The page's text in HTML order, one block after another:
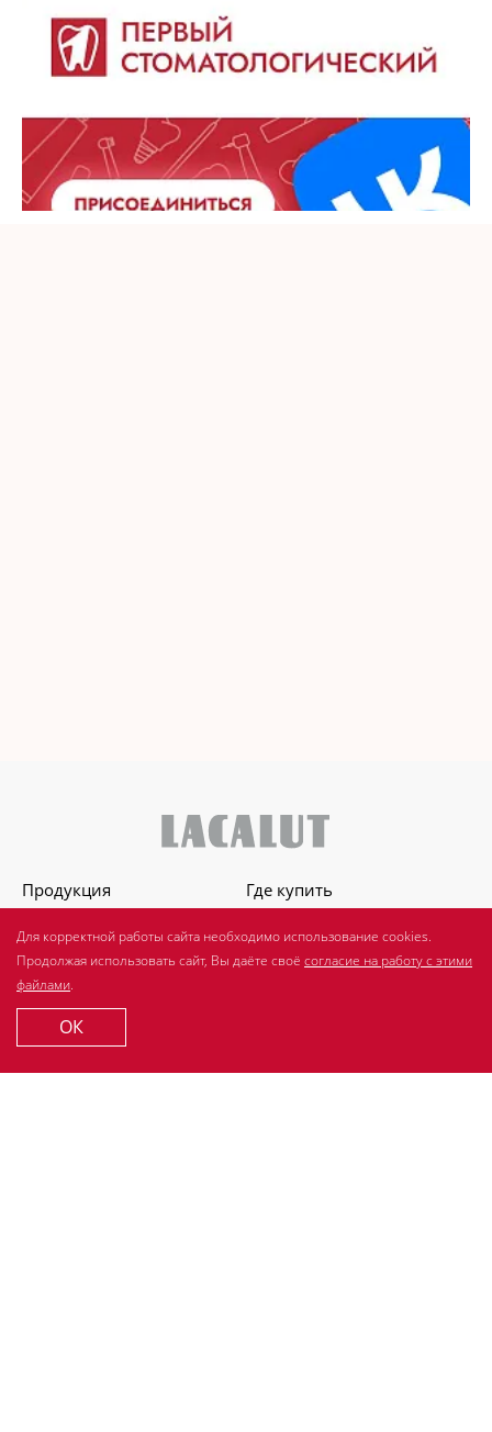
Продукция
Полезно знать
Спросите стоматолога
Где купить
Для корректной работы сайта необходимо использование cookies.
Продолжая использовать сайт, Вы даёте своё согласие на работу с этими
файлами.
ОК